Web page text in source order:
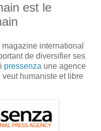
est le
international
de diversifier ses
pressenza une agence
humaniste et libre